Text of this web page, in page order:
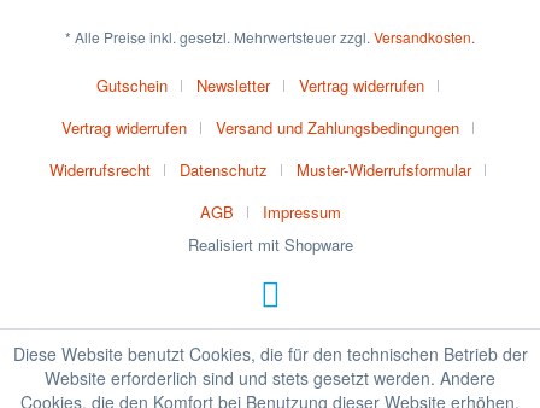
* Alle Preise inkl. gesetzl. Mehrwertsteuer zzgl. Versandkosten.
Gutschein Newsletter
Vertrag widerrufen
Vertrag widerrufen
Versand und Zahlungsbedingungen
Widerrufsrecht
Datenschutz
Muster-Widerrufsformular
AGB
Impressum
Realisiert mit Shopware
Diese Website benutzt Cookies, die für den technischen Betrieb der
Website erforderlich sind und stets gesetzt werden. Andere
Cookies, die den Komfort bei Benutzung dieser Website erhöhen,